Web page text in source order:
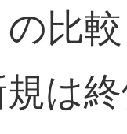
の比
は